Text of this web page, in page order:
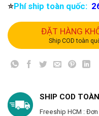
⭐️Phí ship toàn quốc:
ĐẶT HÀNG
Ship COD toàn
SHIP COD
Freeship HCM : Đơn